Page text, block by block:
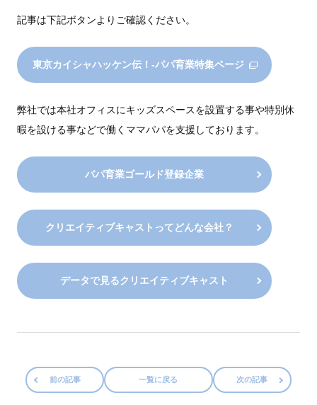
記事は下記ボタンよりご確認ください。
東京カイシャハッケン伝！-パパ育業特集ページ
弊社では本社オフィスにキッズスペースを設置する事や特別休
暇を設ける事などで働くママパパを支援しております。
パパ育業ゴールド登録企業
クリエイティブキャストってどんな会社？
データで見るクリエイティブキャスト
前の記事 一覧に戻る 次の記事